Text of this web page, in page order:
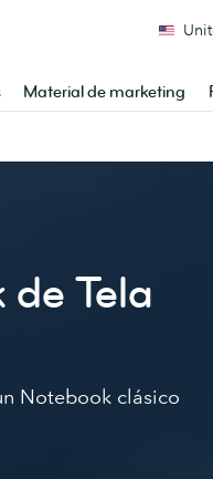
Material de marketing
Tela
Notebook clásico